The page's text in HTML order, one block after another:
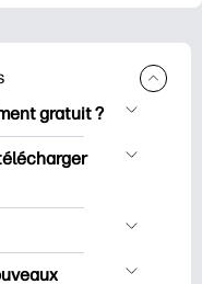
gratuit ?
à
des
des
sans
vos